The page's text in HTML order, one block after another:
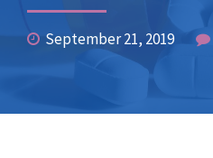
September 21, 2019